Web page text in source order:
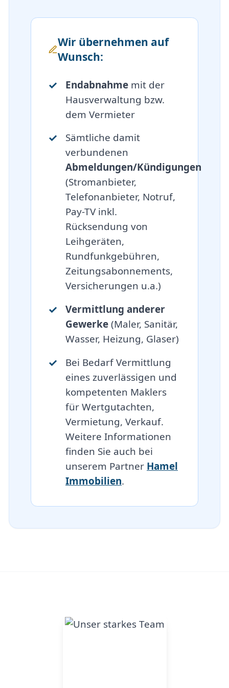
Wir übernehmen auf
Wunsch:
Endabnahmemit der
Hausverwaltung bzw.
dem Vermieter
Sämtliche damit
verbundenen
Abmeldungen/Kündigungen
(Stromanbieter,
Telefonanbieter, Notruf,
Pay-TV inkl.
Rücksendung von
Leihgeräten,
Rundfunkgebühren,
Zeitungsabonnements,
Versicherungen u.a.)
Vermittlung anderer
Gewerke(Maler, Sanitär,
Wasser, Heizung, Glaser)
Bei Bedarf Vermittlung
eines zuverlässigen und
kompetenten Maklers
für Wertgutachten,
Vermietung, Verkauf.
Weitere Informationen
finden Sie auch bei
unserem Partner Hamel
Immobilien.